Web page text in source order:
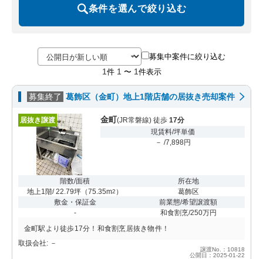
条件を選んで絞り込む
募集中案件に絞り込む
1 件 1 〜 1 件表示
募集終了 葛飾区（金町）地上1階店舗の居抜き売却案件
居抜き譲渡 金町(JR常磐線) 徒歩 17分
現賃料/坪単価
－ /7,898円
階数/面積
地上1階/ 22.79坪 （75.35m2 ）
所在地
葛飾区
敷金・保証金
-
前業態/希望譲渡額
和食割烹/250万円
金町駅より徒歩17分！和食割烹居抜き物件！
取扱会社: －
譲渡No.：10818
公開日：2025-01-22